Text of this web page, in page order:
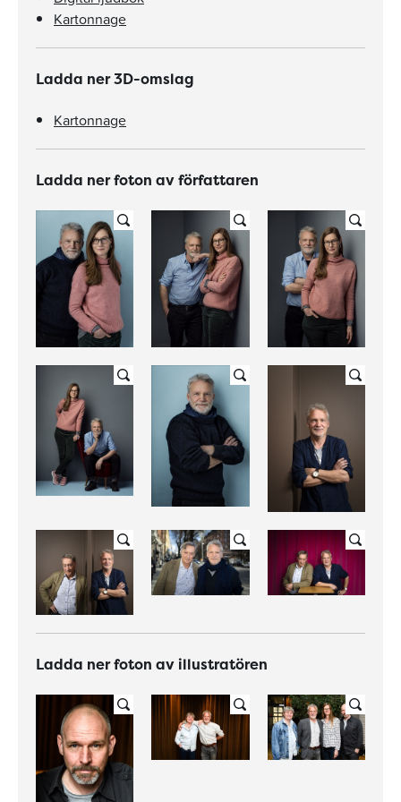
Kartonnage
Ladda ner 3D-omslag
Kartonnage
Ladda ner foton av författaren
Ladda ner foton av illustratören